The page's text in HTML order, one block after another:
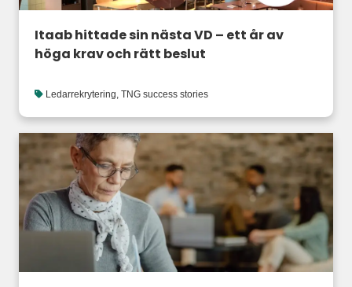
Itaab hittade sin nästa VD – ett år av
höga krav och rätt beslut
Ledarrekrytering TNG success stories